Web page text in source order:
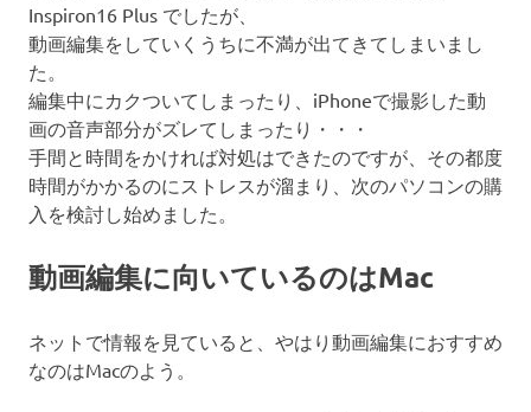
Inspiron16 Plus でしたが、
動画編集をしていくうちに不満が出てきてしまいまし
た。
編集中にカクついてしまったり、iPhoneで撮影した動
画の音声部分がズレてしまったり・・・
手間と時間をかければ対処はできたのですが、その都度
時間がかかるのにストレスが溜まり、次のパソコンの購
入を検討し始めました。
動画編集に向いているのはMac
ネットで情報を見ていると、やはり動画編集におすすめ
なのはMacのよう。